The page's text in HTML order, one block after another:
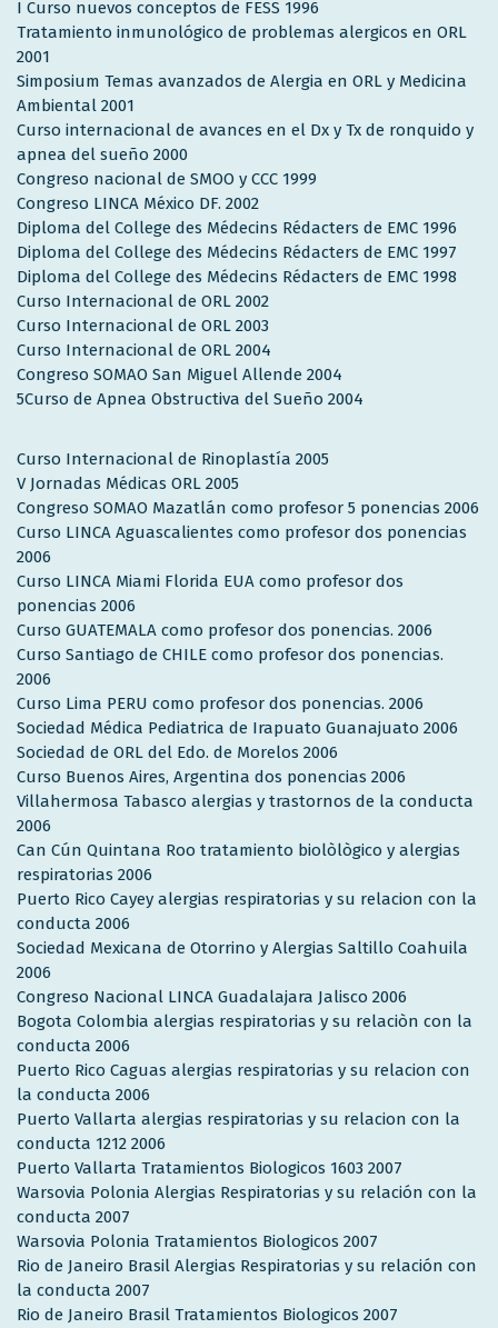
I Curso nuevos conceptos de FESS 1996
Tratamiento inmunológico de problemas alergicos en ORL
2001
Simposium Temas avanzados de Alergia en ORL y Medicina
Ambiental 2001
Curso internacional de avances en el Dx y Tx de ronquido y
apnea del sueño 2000
Congreso nacional de SMOO y CCC 1999
Congreso LINCA México DF. 2002
Diploma del College des Médecins Rédacters de EMC 1996
Diploma del College des Médecins Rédacters de EMC 1997
Diploma del College des Médecins Rédacters de EMC 1998
Curso Internacional de ORL 2002
Curso Internacional de ORL 2003
Curso Internacional de ORL 2004
Congreso SOMAO San Miguel Allende 2004
5Curso de Apnea Obstructiva del Sueño 2004
Curso Internacional de Rinoplastía 2005
V Jornadas Médicas ORL 2005
Congreso SOMAO Mazatlán como profesor 5 ponencias 2006
Curso LINCA Aguascalientes como profesor dos ponencias
2006
Curso LINCA Miami Florida EUA como profesor dos
ponencias 2006
Curso GUATEMALA como profesor dos ponencias. 2006
Curso Santiago de CHILE como profesor dos ponencias.
2006
Curso Lima PERU como profesor dos ponencias. 2006
Sociedad Médica Pediatrica de Irapuato Guanajuato 2006
Sociedad de ORL del Edo. de Morelos 2006
Curso Buenos Aires, Argentina dos ponencias 2006
Villahermosa Tabasco alergias y trastornos de la conducta
2006
Can Cún Quintana Roo tratamiento biolòlògico y alergias
respiratorias 2006
Puerto Rico Cayey alergias respiratorias y su relacion con la
conducta 2006
Sociedad Mexicana de Otorrino y Alergias Saltillo Coahuila
2006
Congreso Nacional LINCA Guadalajara Jalisco 2006
Bogota Colombia alergias respiratorias y su relaciòn con la
conducta 2006
Puerto Rico Caguas alergias respiratorias y su relacion con
la conducta 2006
Puerto Vallarta alergias respiratorias y su relacion con la
conducta 1212 2006
Puerto Vallarta Tratamientos Biologicos 1603 2007
Warsovia Polonia Alergias Respiratorias y su relación con la
conducta 2007
Warsovia Polonia Tratamientos Biologicos 2007
Rio de Janeiro Brasil Alergias Respiratorias y su relación con
la conducta 2007
Rio de Janeiro Brasil Tratamientos Biologicos 2007